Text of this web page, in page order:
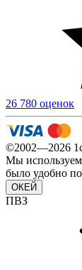
26 780 оценок
©2002—2026
Мы
было удобно
ОКЕЙ
ПВЗ